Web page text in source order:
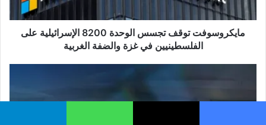
الفلسطينيين
في
غزة
مايكروسوفت توقف تجسس الوحدة 8200 الإسرائيلية على
الفلسطينيين في غزة والضفة الغربية